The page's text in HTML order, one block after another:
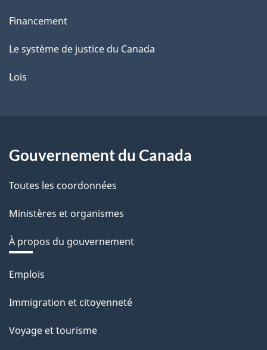
Financement
Le système de justice du Canada
Lois
Gouvernement du Canada
Toutes les coordonnées
Ministères et organismes
À propos du gouvernement
Thèmes
sujets
Emplois
Immigration et citoyenneté
Voyage et tourisme